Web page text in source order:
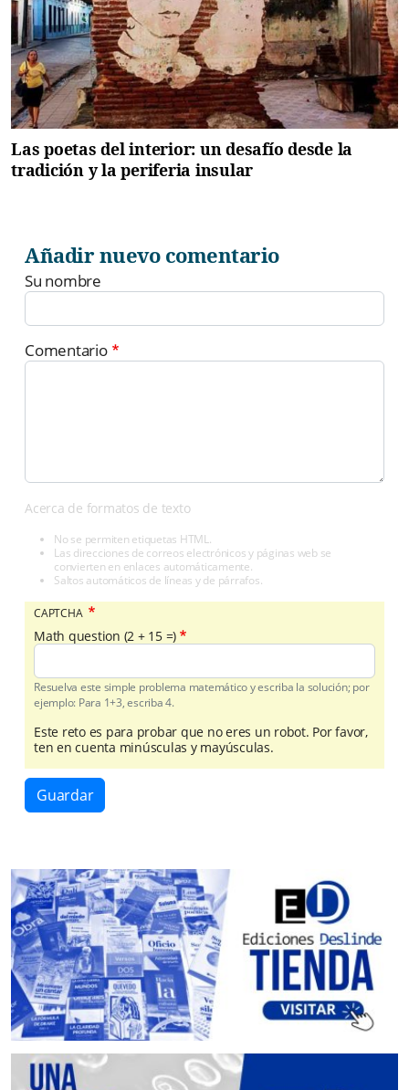
Las poetas del interior: un desafío desde la
tradición y la periferia insular
Añadir nuevo comentario
Su nombre
Comentario
Acerca de formatos de texto
No se permiten etiquetas HTML.
Las direcciones de correos electrónicos y páginas web se
convierten en enlaces automáticamente.
Saltos automáticos de líneas y de párrafos.
CAPTCHA
Math question (2 + 15 =)
Resuelva este simple problema matemático y escriba la solución; por
ejemplo: Para 1+3, escriba 4.
Este reto es para probar que no eres un robot. Por favor,
ten en cuenta minúsculas y mayúsculas.
Guardar